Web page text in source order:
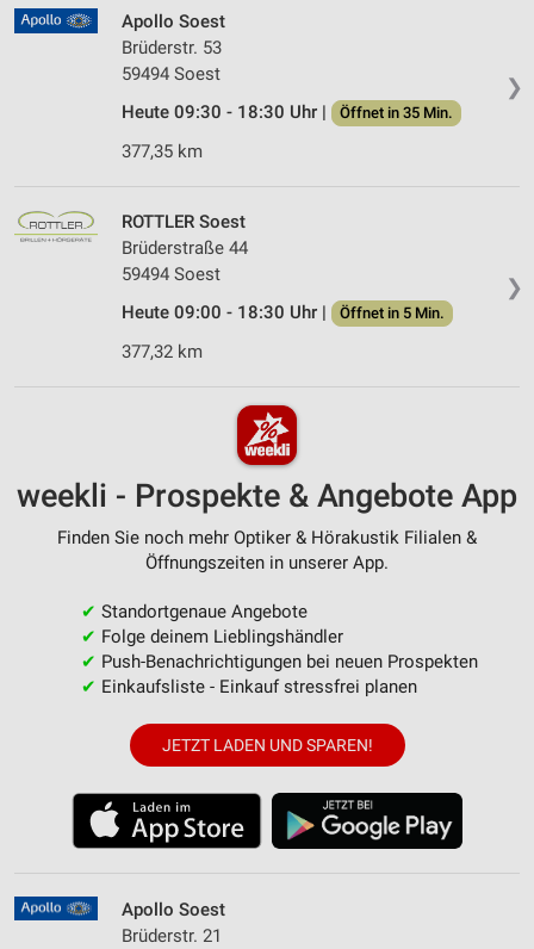
❯
Apollo Soest
Brüderstr. 53
59494 Soest
Heute 09:30 - 18:30 Uhr |
Öffnet in 35 Min.
377,35 km
❯
ROTTLER Soest
Brüderstraße 44
59494 Soest
Heute 09:00 - 18:30 Uhr |
Öffnet in 5 Min.
377,32 km
weekli - Prospekte & Angebote App
Finden Sie noch mehr Optiker & Hörakustik Filialen &
Öffnungszeiten in unserer App.
✔ Standortgenaue Angebote
✔ Folge deinem Lieblingshändler
✔ Push-Benachrichtigungen bei neuen Prospekten
✔ Einkaufsliste - Einkauf stressfrei planen
JETZT LADEN UND SPAREN!
Apollo Soest
Brüderstr. 21